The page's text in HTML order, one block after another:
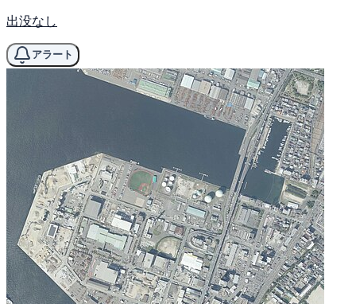
出没なし
アラート